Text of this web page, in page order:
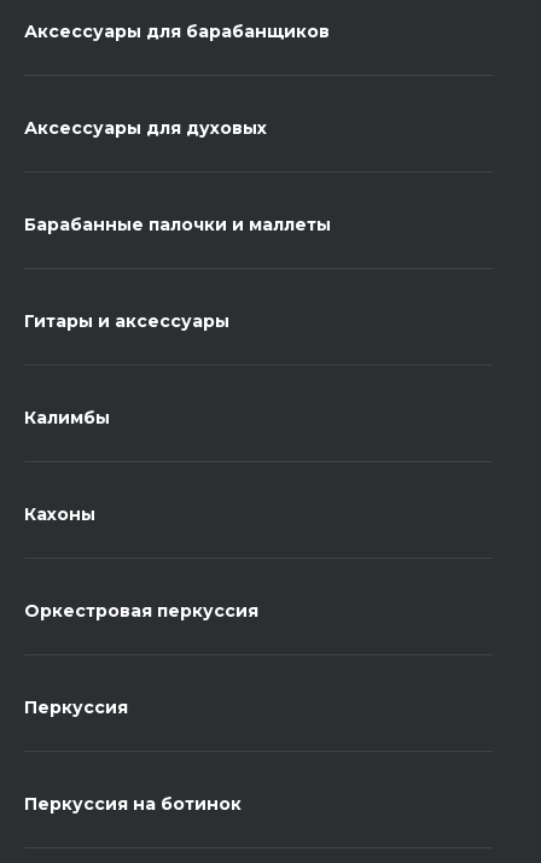
Аксессуары для барабанщиков
Аксессуары для духовых
Барабанные палочки и маллеты
Гитары и аксессуары
Калимбы
Кахоны
Оркестровая перкуссия
Перкуссия
Перкуссия на ботинок